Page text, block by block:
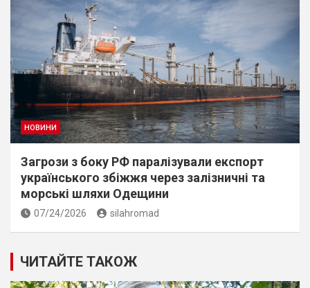
НОВИНИ
Загрози з боку РФ паралізували експорт
українського збіжжя через залізничні та
морські шляхи Одещини
07/24/2026 silahromad
ЧИТАЙТЕ ТАКОЖ